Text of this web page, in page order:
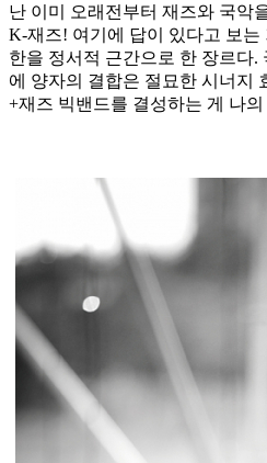
난 이미 오래전부터 재즈와 국악
K-재즈! 여기에 답이 있다고 보는
한을 정서적 근간으로 한 장르다.
에 양자의 결합은 절묘한 시너지
+재즈 빅밴드를 결성하는 게 나의